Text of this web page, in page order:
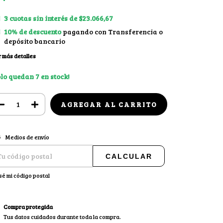
3 cuotas sin interés de$23.066,67
10% de descuentopagando con Transferencia o
depósito bancario
más detalles
quedan 7 en stock!
para el CP:
Medios de envío
CALCULAR
mi código postal
Compra protegida
Tus datos cuidados durante toda la compra.